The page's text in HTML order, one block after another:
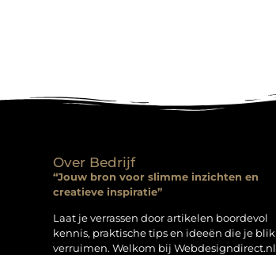
Over Bedrijf
“Jouw bron voor slimme inzichten en
creatieve inspiratie”
Laat je verrassen door artikelen boordevol
kennis, praktische tips en ideeën die je blik
verruimen. Welkom bij Webdesigndirect.nl